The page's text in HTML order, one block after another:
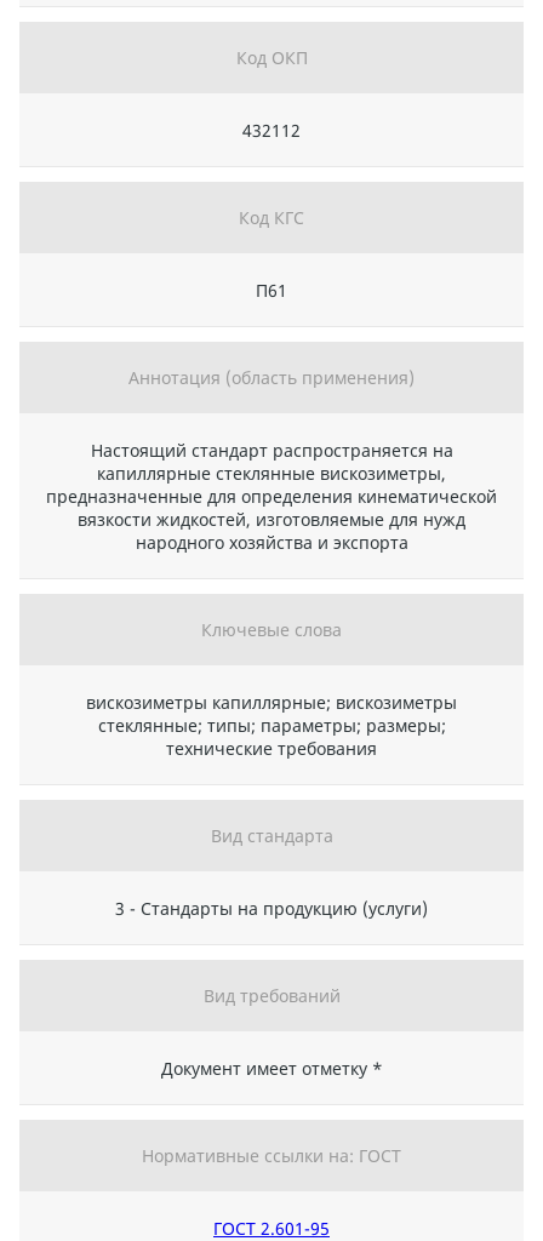
Код ОКП
432112
Код КГС
П61
Аннотация (область применения)
Настоящий стандарт распространяется на
капиллярные стеклянные вискозиметры,
предназначенные для определения кинематической
вязкости жидкостей, изготовляемые для нужд
народного хозяйства и экспорта
Ключевые слова
вискозиметры капиллярные; вискозиметры
стеклянные; типы; параметры; размеры;
технические требования
Вид стандарта
3 - Стандарты на продукцию (услуги)
Вид требований
Документ имеет отметку *
Нормативные ссылки на: ГОСТ
ГОСТ 2.601-95